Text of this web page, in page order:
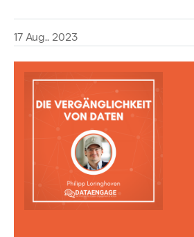
17 Aug.. 2023